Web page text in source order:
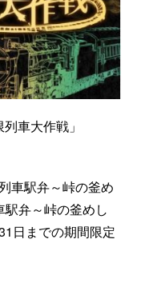
車大作戦」
車駅弁～峠の釜め
駅弁～峠の釜めし
日までの期間限定